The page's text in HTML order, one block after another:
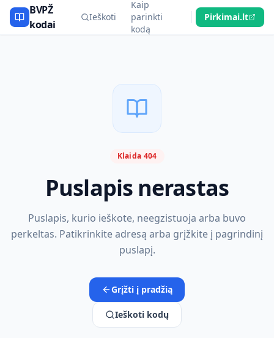
BVPŽ
kodai
Ieškoti
Kaip
parinkti
kodą
Pirkimai.lt
Klaida 404
Puslapis nerastas
Puslapis, kurio ieškote, neegzistuoja arba buvo
perkeltas. Patikrinkite adresą arba grįžkite į pagrindinį
puslapį.
Grįžti į pradžią
Ieškoti kodų